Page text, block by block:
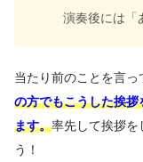
演奏後には「
当たり前のことを言っ
の方でもこうした挨
ます。率先して挨拶を
う！